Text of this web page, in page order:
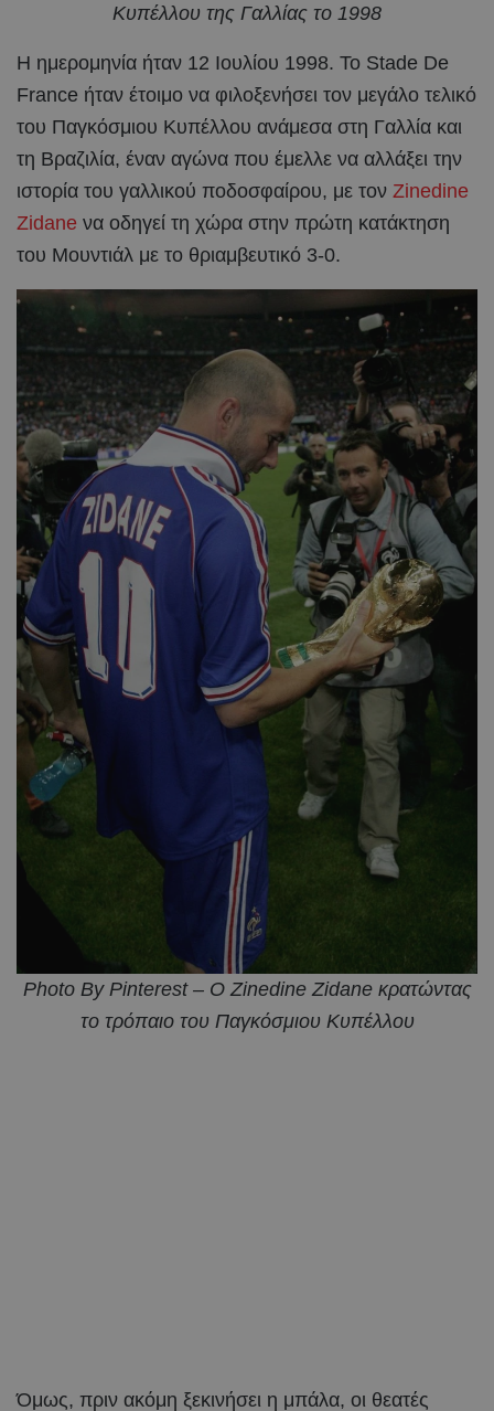
Κυπέλλου της Γαλλίας το 1998
Η ημερομηνία ήταν 12 Ιουλίου 1998. Το Stade De
France ήταν έτοιμο να φιλοξενήσει τον μεγάλο τελικό
του Παγκόσμιου Κυπέλλου ανάμεσα στη Γαλλία και
τη Βραζιλία, έναν αγώνα που έμελλε να αλλάξει την
ιστορία του γαλλικού ποδοσφαίρου, με τον Zinedine
Zidane να οδηγεί τη χώρα στην πρώτη κατάκτηση
του Μουντιάλ με το θριαμβευτικό 3-0.
Photo By Pinterest – O Zinedine Zidane κρατώντας
το τρόπαιο του Παγκόσμιου Κυπέλλου
Όμως, πριν ακόμη ξεκινήσει η μπάλα, οι θεατές